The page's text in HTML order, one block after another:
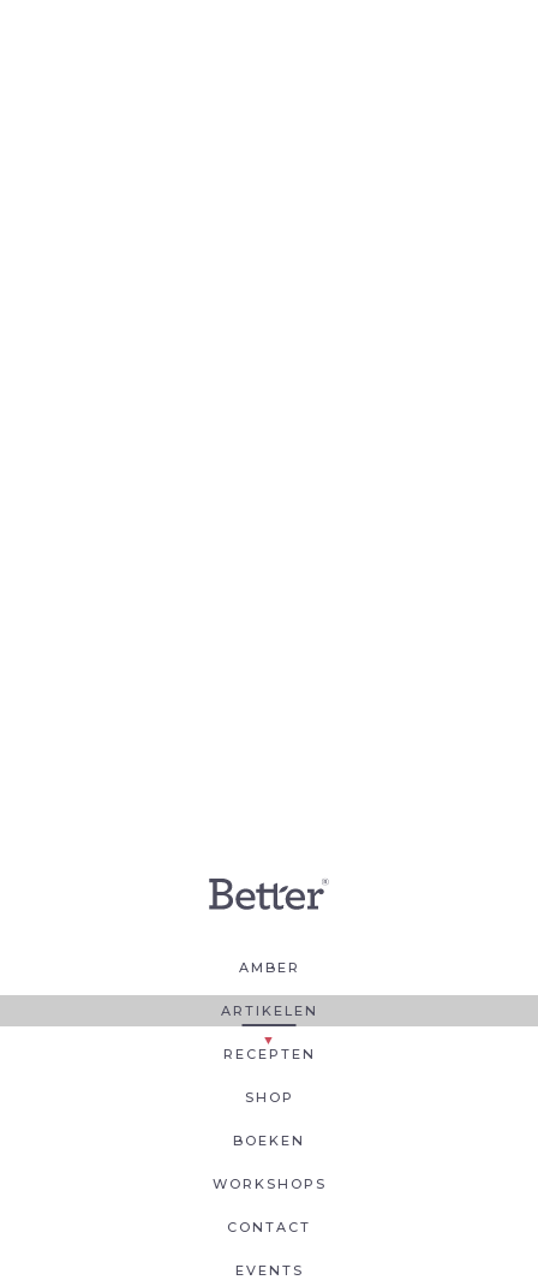
AMBER
ARTIKELEN
RECEPTEN
SHOP
BOEKEN
WORKSHOPS
CONTACT
EVENTS